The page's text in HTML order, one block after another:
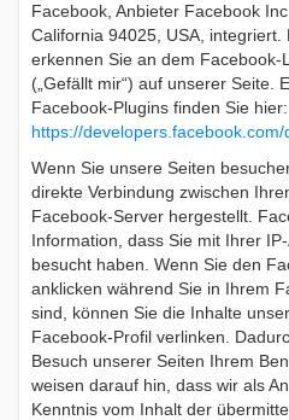
Facebook, Anbieter Facebook
California 94025, USA, integriert.
erkennen Sie an dem Facebook-
(„Gefällt mir“) auf unserer Seite.
Facebook-Plugins finden Sie hier:
https://
Wenn Sie unsere Seiten
direkte Verbindung zwischen
Facebook-Server hergestellt.
Information, dass Sie mit Ihrer
besucht haben. Wenn Sie den
anklicken während Sie in Ihrem
sind, können Sie die Inhalte
Facebook-Profil verlinken.
Besuch unserer Seiten Ihrem
weisen darauf hin, dass wir als
Kenntnis vom Inhalt der